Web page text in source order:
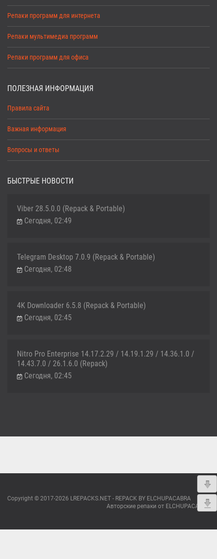
Репаки программ для интернета
Репаки мультимедиа программ
Репаки программ для офиса
ПОЛЕЗНАЯ ИНФОРМАЦИЯ
Правила сайта
Важная информация
Вопросы и ответы
БЫСТРЫЕ НОВОСТИ
Viber 28.5.0.0 (Repack & Portable)
Сегодня, 02:49
Telegram Desktop 7.0.9 (Repack & Portable)
Сегодня, 02:48
4K Downloader 6.5.8 (Repack & Portable)
Сегодня, 02:45
Nitro Pro Enterprise 14.17.2.29 / 14.19.1.29 / 14.36.1.0 /
14.43.7.0 / 26.1.6.0 (Repack)
Сегодня, 02:45
Copyright © 2017-2026 LREPACKS.NET - REPACK BY ELCHUPACABRA
Авторские репаки от ELCHUPACABRA